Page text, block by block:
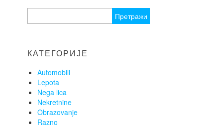
за:
КАТЕГОРИЈЕ
Automobili
Lepota
Nega lica
Nekretnine
Obrazovanje
Razno